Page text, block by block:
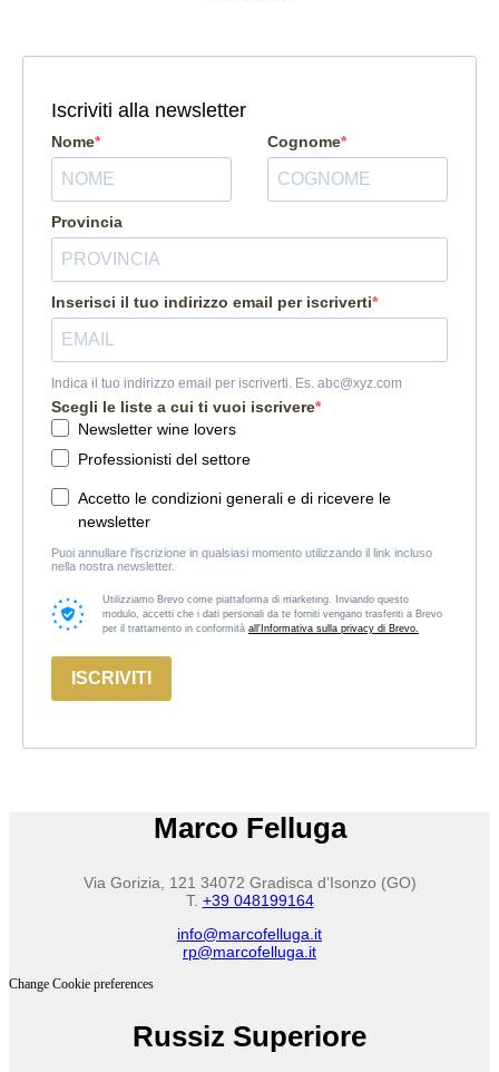
Iscriviti alla newsletter
Nome Cognome
Provincia
Inserisci il tuo indirizzo email per iscriverti
Indica il tuo indirizzo email per iscriverti. Es. abc@xyz.com
Scegli le liste a cui ti vuoi iscrivere
Newsletter wine lovers
Professionisti del settore
Accetto le condizioni generali e di ricevere le
newsletter
Puoi annullare l'iscrizione in qualsiasi momento utilizzando il link incluso
nella nostra newsletter.
Utilizziamo Brevo come piattaforma di marketing. Inviando questo
modulo, accetti che i dati personali da te forniti vengano trasferiti a Brevo
per il trattamento in conformità all'Informativa sulla privacy di Brevo.
ISCRIVITI
Marco Felluga
Via Gorizia, 121 34072 Gradisca d’Isonzo (GO)
T. +39 048199164
info@marcofelluga.it
rp@marcofelluga.it
Change Cookie preferences
Russiz Superiore